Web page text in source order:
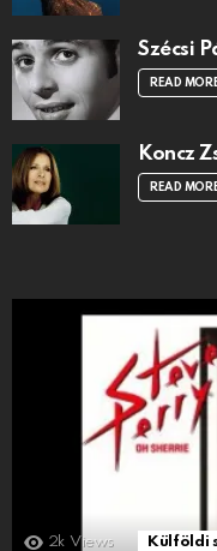
Szécsi
READ
Koncz
READ
2k Views Külföldi